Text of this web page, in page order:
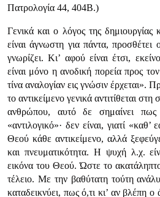
Πατρολογία 44, 404Β.)
Γενικά και ο λόγος της
είναι άγνωστη για πάντα,
γνωρίζει. Κι’ αφού είναι έτσι,
είναι μόνο η ανοδική πορεία προς
τίνα αναλογίαν εις γνώσιν έρχεται».
το αντικείμενο γενικά αντιτίθεται
ανθρώπου, αυτό δε σημαίνει
«αντιλογικό»· δεν είναι, γιατί «καθ’
Θεού κάθε αντικείμενο, αλλά
και πνευματικότητα. Η ψυχή λ.χ.
εικόνα του Θεού. Ώστε το
τέλειο. Με την βαθύτατη τούτη
καταδεικνύει, πως ό,τι κι’ αν βλέπη